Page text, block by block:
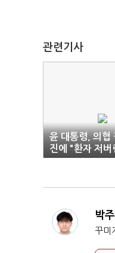
관련기사
윤 대통령, 의협
진에 "환자 저버
행위 엄정 대처"
박
꾸미